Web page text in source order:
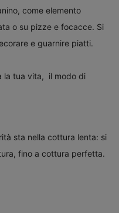
come elemento
o su pizze e focacce. Si
e guarnire piatti.
la tua vita, il modo di
sta nella cottura lenta: si
fino a cottura perfetta.